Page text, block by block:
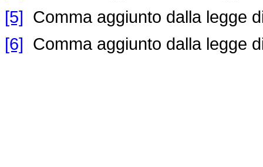
[5] Comma aggiunto dalla legge
[6] Comma aggiunto dalla legge